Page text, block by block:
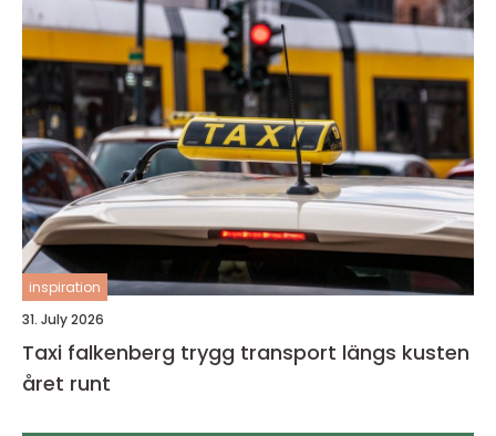
inspiration
31. July 2026
Taxi falkenberg trygg transport längs kusten
året runt